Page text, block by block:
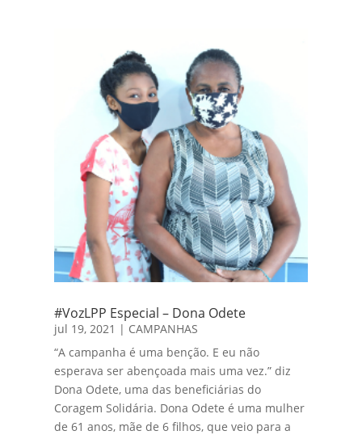
#VozLPP Especial – Dona Odete
jul 19, 2021 | CAMPANHAS
“A campanha é uma benção. E eu não
esperava ser abençoada mais uma vez.” diz
Dona Odete, uma das beneficiárias do
Coragem Solidária. Dona Odete é uma mulher
de 61 anos, mãe de 6 filhos, que veio para a